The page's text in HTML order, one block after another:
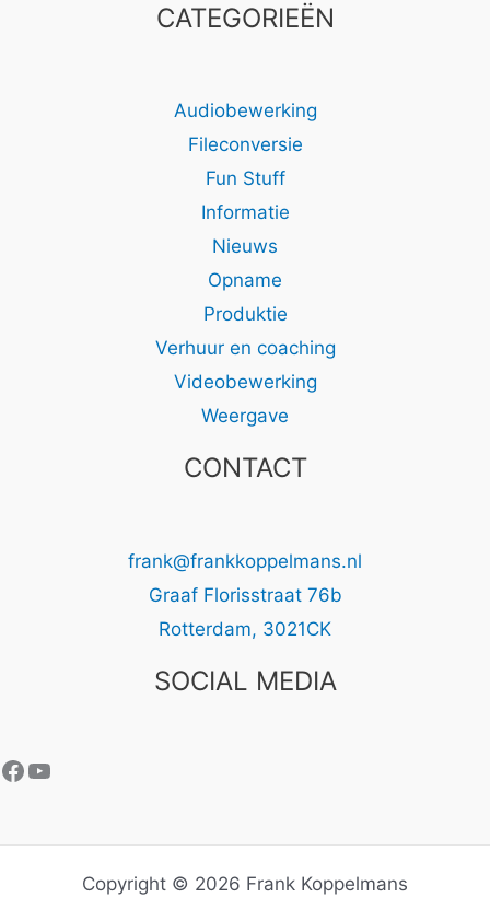
CATEGORIEËN
Audiobewerking
Fileconversie
Fun Stuff
Informatie
Nieuws
Opname
Produktie
Verhuur en coaching
Videobewerking
Weergave
CONTACT
frank@frankkoppelmans.nl
Graaf Florisstraat 76b
Rotterdam, 3021CK
SOCIAL MEDIA
Facebook
YouTube
Copyright © 2026 Frank Koppelmans